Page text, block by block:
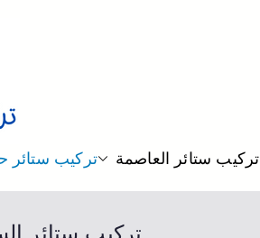
تركيب ستائر العاصمة تركيب ستائر